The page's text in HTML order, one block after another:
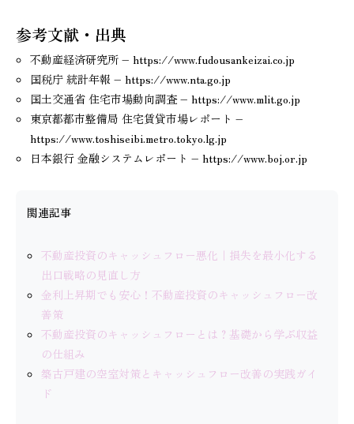
参考文献・出典
不動産経済研究所 – https://www.fudousankeizai.co.jp
国税庁 統計年報 – https://www.nta.go.jp
国土交通省 住宅市場動向調査 – https://www.mlit.go.jp
東京都都市整備局 住宅賃貸市場レポート –
https://www.toshiseibi.metro.tokyo.lg.jp
日本銀行 金融システムレポート – https://www.boj.or.jp
関連記事
不動産投資のキャッシュフロー悪化｜損失を最小化する
出口戦略の見直し方
金利上昇期でも安心！不動産投資のキャッシュフロー改
善策
不動産投資のキャッシュフローとは？基礎から学ぶ収益
の仕組み
築古戸建の空室対策とキャッシュフロー改善の実践ガイ
ド